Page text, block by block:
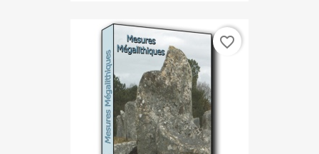
favorite_border